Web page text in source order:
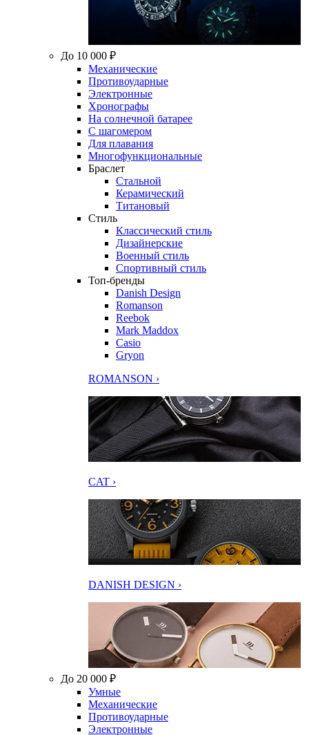
До 10 000 ₽
Механические
Противоударные
Электронные
Хронографы
На солнечной батарее
С шагомером
Для плавания
Многофункциональные
Браслет
Стальной
Керамический
Титановый
Стиль
Классический стиль
Дизайнерские
Военный стиль
Спортивный стиль
Топ-бренды
Danish Design
Romanson
Reebok
Mark Maddox
Casio
Gryon
ROMANSON ›
CAT ›
DANISH DESIGN ›
До 20 000 ₽
Умные
Механические
Противоударные
Электронные